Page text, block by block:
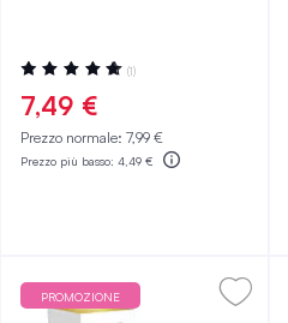
Valutazione:
100%
(1)
7,49 €
Prezzo normale: 7,99 €
Prezzo più basso: 4,49 €
PROMOZIONE